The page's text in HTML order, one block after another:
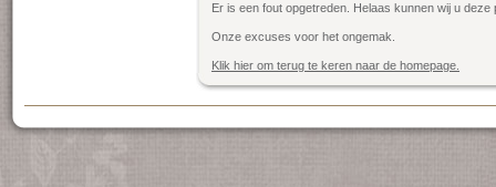
Er is een fout opgetreden. Helaas kunnen wij u deze
Onze excuses voor het ongemak.
Klik hier om terug te keren naar de homepage.